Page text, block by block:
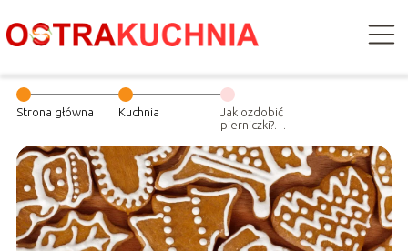
Strona główna Kuchnia
Jak ozdobić
pierniczki?
kuchni